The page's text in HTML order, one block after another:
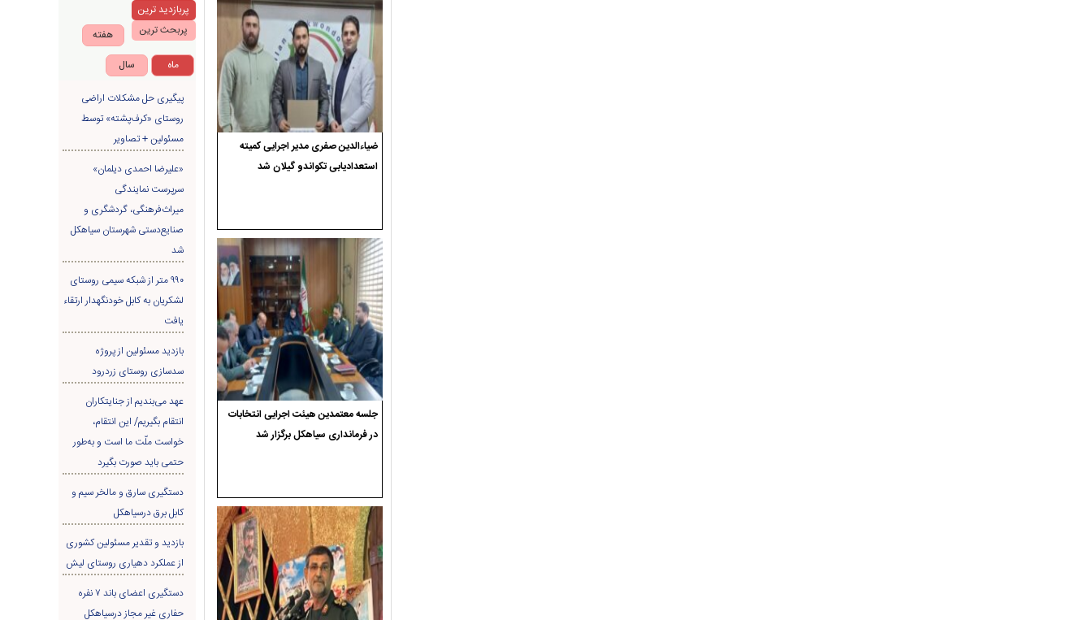
ضیاءالدین صفری مدیر اجرایی کمیته
استعدادیابی تکواندو گیلان شد
جلسه معتمدین هیئت اجرایی انتخابات
در فرمانداری سیاهکل برگزار شد
پربازدید ترین
پربحث ترین
هفته
ماه
سال
پیگیری حل مشکلات اراضی
روستای «کرف‌پشته» توسط
مسئولین + تصاویر
«علیرضا احمدی دیلمان»
سرپرست نمایندگی
میراث‌فرهنگی، گردشگری و
صنایع‌دستی شهرستان سیاهکل
شد
۹۹۰ متر از شبکه سیمی روستای
لشکریان به کابل خودنگهدار ارتقاء
یافت
بازدید مسئولین از پروژه
سدسازی روستای زردرود
عهد می‌بندیم از جنایتکاران
انتقام بگیریم/ این انتقام،
خواست ملّت ما است و به‌طور
حتمی باید صورت بگیرد
دستگیری سارق و مالخر سیم و
کابل برق درسیاهکل
بازدید و تقدیر مسئولین کشوری
از عملکرد دهیاری روستای لیش
دستگیری اعضای باند ۷ نفره
حفاری غير مجاز درسیاهکل